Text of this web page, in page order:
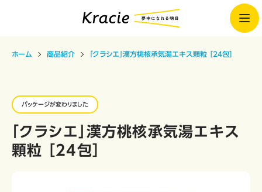
ホーム 商品紹介 「クラシエ」漢方桃核承気湯エキス顆粒 ［24包］
パッケージが変わりました
「クラシエ」漢方桃核承気湯エキス
顆粒 ［24包］